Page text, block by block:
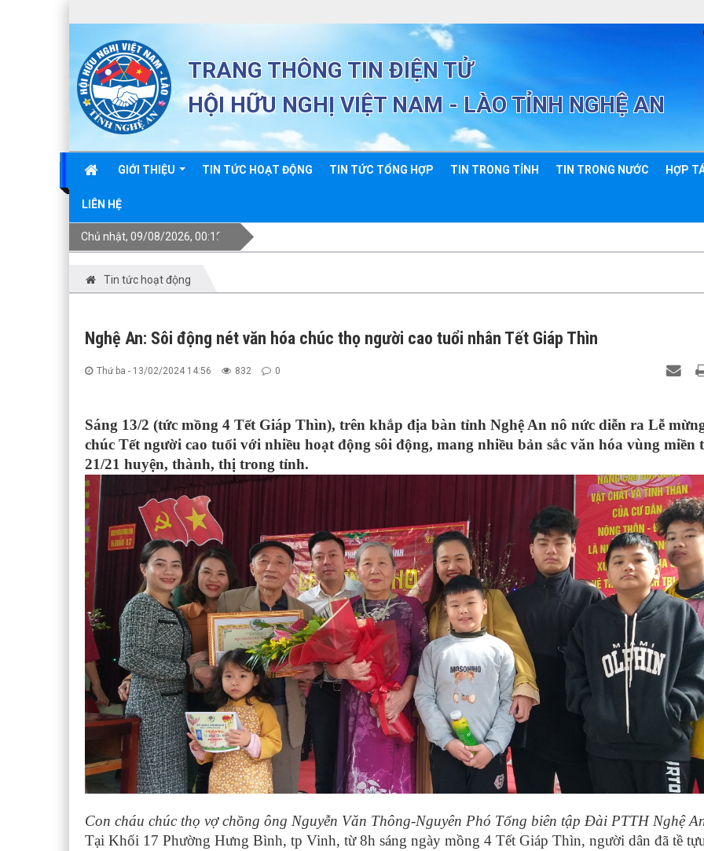
TRANG THÔNG TIN ĐIỆN TỬ
HỘI HỮU NGHỊ VIỆT NAM - LÀO TỈNH NGHỆ AN
GIỚI THIỆU TIN TỨC HOẠT ĐỘNG TIN TỨC TỔNG HỢP TIN TRONG TỈNH TIN TRONG NƯỚC HỢP
LIÊN HỆ
Chủ nhật, 09/08/2026, 00:18
Tin tức hoạt động
Nghệ An: Sôi động nét văn hóa chúc thọ người cao tuổi nhân Tết Giáp Thìn
Thứ ba - 13/02/2024 14:56 832 0
Sáng 13/2 (tức mồng 4 Tết Giáp Thìn), trên khắp địa bàn tỉnh Nghệ An nô nức diễn ra Lễ
chúc Tết người cao tuổi với nhiều hoạt động sôi động, mang nhiều bản sắc văn hóa vùng miền
21/21 huyện, thành, thị trong tỉnh.
Con cháu chúc thọ vợ chồng ông Nguyễn Văn Thông-Nguyên Phó Tổng biên tập Đài PTTH Nghệ
Tại Khối 17 Phường Hưng Bình, tp Vinh, từ 8h sáng ngày mồng 4 Tết Giáp Thìn, người dân đã tề